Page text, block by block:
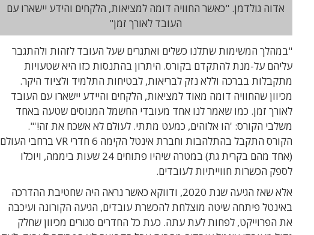
אדוה גולדמן. "כאשר החוויה דומה למציאות, הלקחים והידע יישארו עם
העובד לאורך זמן"
"במהלך המשימות שתלנו כשלים ואתגרים שעל העובד לזהות ולהתגבר
עליהם על-מנת להתקדם בקורס. היתרון בהתנסות כזו היא שטעויות
מתקבלות בברכה וללא נזק לבריאות, לבטיחות התלמיד ולציוד היקר.
מכיוון שהחוויה דומה מאוד למציאות, הלקחים והיידע יישארו עם העובד
לאורך זמן. כמו שאמר לנו אחד מעובדי החשמל המנוסים שטעה באחד
משלבי הקורס: 'הו אלוהים, כמעט מתתי. לעולם לא אשכח את זה!'".
הקורס התקבל בהתלהבות וחברת אינטל הקימה 6 חדרי VR ברחבי העולם
(אחד מהם בקרית גת) במטרה שיהיו פתוחים 24 שעות ביממה, ויוכלו
לספק הכשרות חווייתיות לעובדים.
אלא שאז הגיעה שנת 2020, ודווקא כאשר נראה היה שחטיבת ההדרכה
באינטל פיתחה שיטה מוצלחת להכשרת עובדים, הגיעה הקורונה ועיכבה
את הפרוייקט, לפחות לעת עתה. כעת כל החדרים סגורים מכיוון שחלק